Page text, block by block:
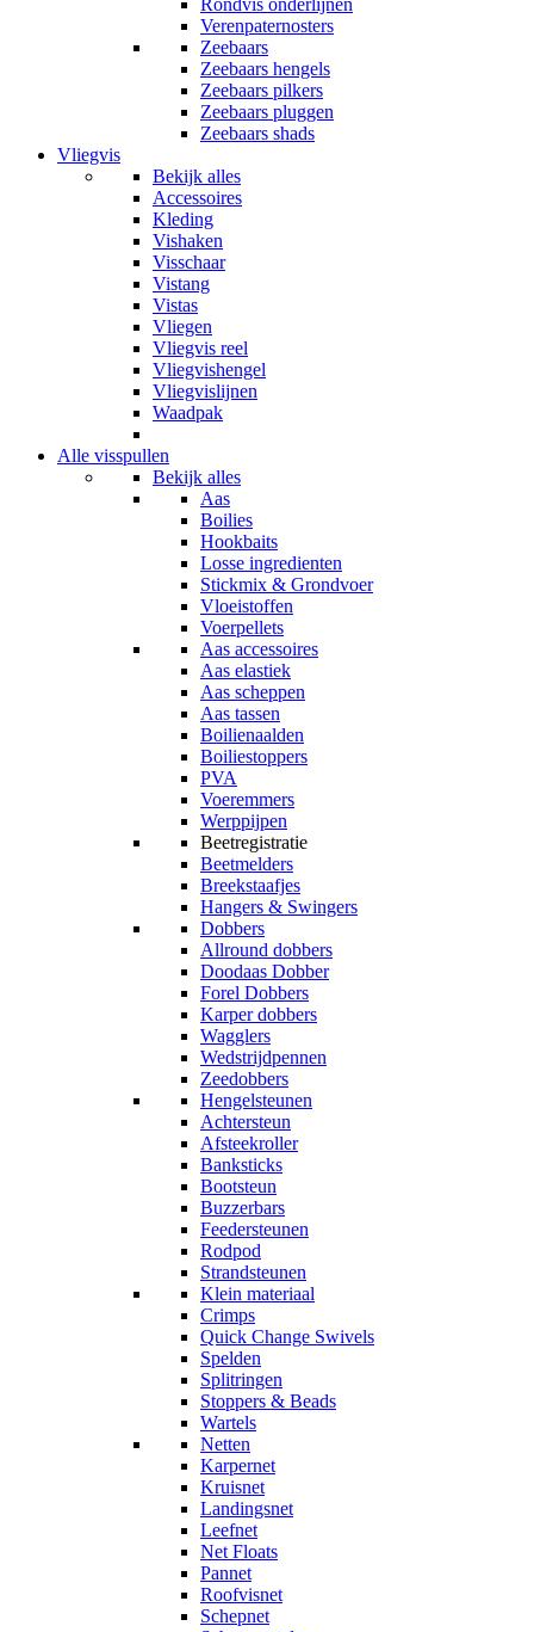
Rondvis onderlijnen
Verenpaternosters
Zeebaars
Zeebaars hengels
Zeebaars pilkers
Zeebaars pluggen
Zeebaars shads
Vliegvis
Bekijk alles
Accessoires
Kleding
Vishaken
Visschaar
Vistang
Vistas
Vliegen
Vliegvis reel
Vliegvishengel
Vliegvislijnen
Waadpak
Alle visspullen
Bekijk alles
Aas
Boilies
Hookbaits
Losse ingredienten
Stickmix & Grondvoer
Vloeistoffen
Voerpellets
Aas accessoires
Aas elastiek
Aas scheppen
Aas tassen
Boilienaalden
Boiliestoppers
PVA
Voeremmers
Werppijpen
Beetregistratie
Beetmelders
Breekstaafjes
Hangers & Swingers
Dobbers
Allround dobbers
Doodaas Dobber
Forel Dobbers
Karper dobbers
Wagglers
Wedstrijdpennen
Zeedobbers
Hengelsteunen
Achtersteun
Afsteekroller
Banksticks
Bootsteun
Buzzerbars
Feedersteunen
Rodpod
Strandsteunen
Klein materiaal
Crimps
Quick Change Swivels
Spelden
Splitringen
Stoppers & Beads
Wartels
Netten
Karpernet
Kruisnet
Landingsnet
Leefnet
Net Floats
Pannet
Roofvisnet
Schepnet